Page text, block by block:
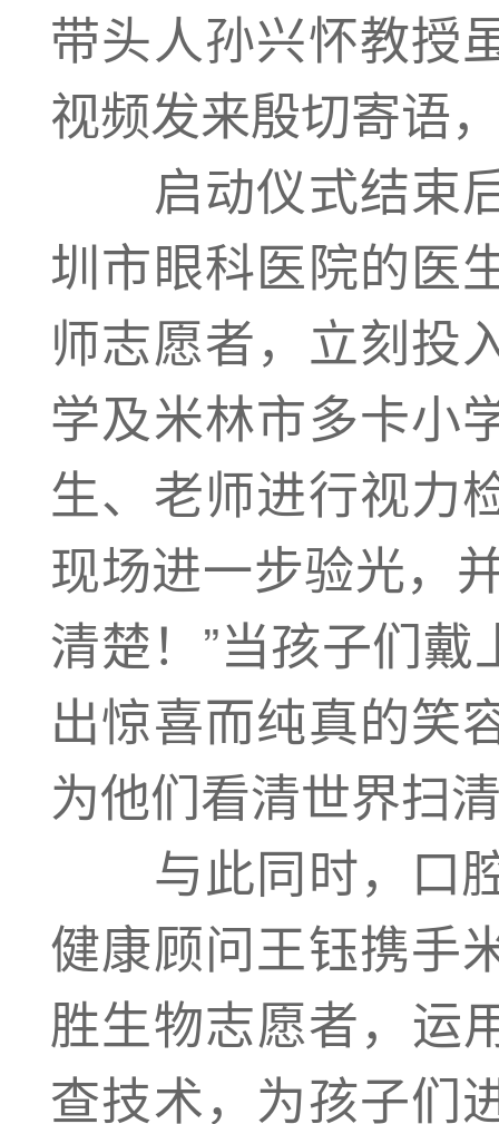
带头人孙兴怀教授
视频发来殷切寄语
启动仪式结束后
圳市眼科医院的医
师志愿者，立刻投
学及米林市多卡小
生、老师进行视力
现场进一步验光，
清楚！”当孩子们
出惊喜而纯真的笑
为他们看清世界扫
与此同时，口腔
健康顾问王钰携手
胜生物志愿者，运
查技术，为孩子们